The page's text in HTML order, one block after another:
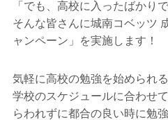
「でも、高校に入ったばかり
そんな皆さんに城南コベッツ
ャンペーン」を実施します！
気軽に高校の勉強を始められ
学校のスケジュールに合わせ
らわれずに都合の良い時に勉